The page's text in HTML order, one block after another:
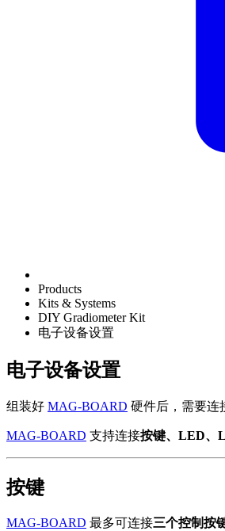
Products
Kits & Systems
DIY Gradiometer Kit
电子设备设置
电子设备设置
组装好 MAG-BOARD 硬件后，需要连
MAG-BOARD 支持连接按键、LED、
按键
MAG-BOARD 最多可连接三个控制按